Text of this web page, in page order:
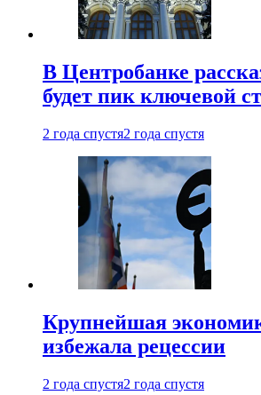
В Центробанке
будет пик ключевой
2 года спустя2 года спустя
Крупнейшая
избежала рецессии
2 года спустя2 года спустя